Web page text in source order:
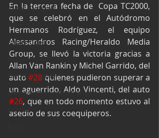
Autos Turismo
Fórmula E
Súper Copa
Industria Automotriz
Fórmula 4 (F4)
Mexicanos en el extranjero
Kartismo
En la tercera fecha de  Copa TC2000,
que se celebró en el Autódromo
Hermanos Rodríguez, el equipo
Alessandros Racing/Heraldo Media
Group, se llevó la victoria gracias a
Allan Van Rankin y Michel Garrido, del
auto #28 quienes pudieron superar a
#26, que en todo momento estuvo al
asedio de sus coequiperos.